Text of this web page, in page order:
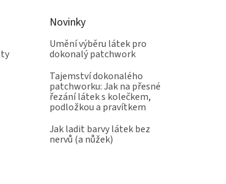
Novinky
Umění výběru látek pro
dokonalý patchwork
Tajemství dokonalého
patchworku: Jak na přesné
řezání látek s kolečkem,
podložkou a pravítkem
Jak ladit barvy látek bez
nervů (a nůžek)